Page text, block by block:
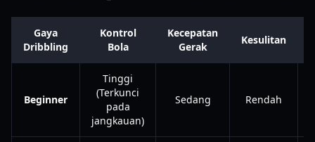
Gaya
Dribbling
Kontrol
Bola
Kecepatan
Gerak
Kesulitan
Beginner
Tinggi
(Terkunci
pada
jangkauan)
Sedang Rendah